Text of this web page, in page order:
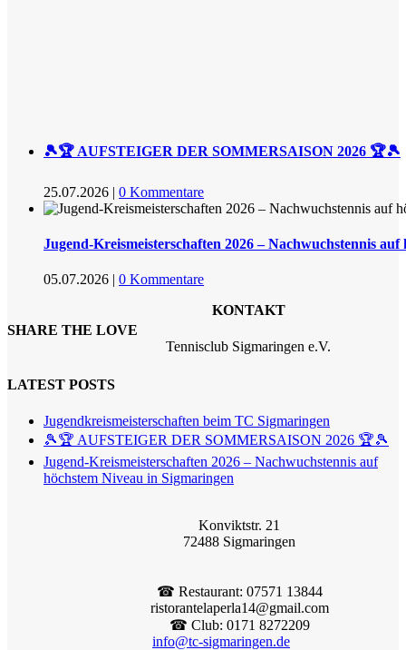
🎾🏆 AUFSTEIGER DER SOMMERSAISON 2026 🏆🎾
25.07.2026 | 0 Kommentare
Jugend-Kreismeisterschaften 2026 – Nachwuchstennis
05.07.2026 0 Kommentare
SHARE THE LOVE
LATEST POSTS
Jugendkreismeisterschaften beim TC Sigmaringen
🎾🏆 AUFSTEIGER DER SOMMERSAISON 2026 🏆🎾
Jugend-Kreismeisterschaften 2026 – Nachwuchstennis auf
höchstem Niveau in Sigmaringen
KONTAKT
Tennisclub Sigmaringen e.V.
Konviktstr. 21
72488 Sigmaringen
☎︎ Restaurant: 07571 13844
ristorantelaperla14@gmail.com
☎︎ Club: 0171 8272209
info@tc-sigmaringen.de